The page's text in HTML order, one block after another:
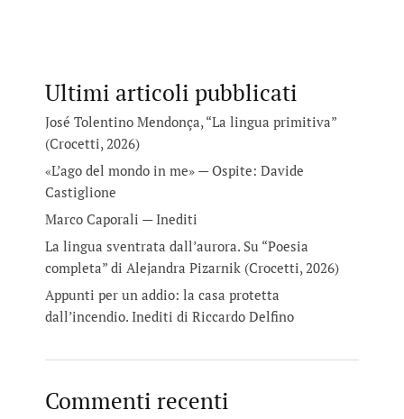
Ultimi articoli pubblicati
José Tolentino Mendonça, “La lingua primitiva”
(Crocetti, 2026)
«L’ago del mondo in me» — Ospite: Davide
Castiglione
Marco Caporali — Inediti
La lingua sventrata dall’aurora. Su “Poesia
completa” di Alejandra Pizarnik (Crocetti, 2026)
Appunti per un addio: la casa protetta
dall’incendio. Inediti di Riccardo Delfino
Commenti recenti